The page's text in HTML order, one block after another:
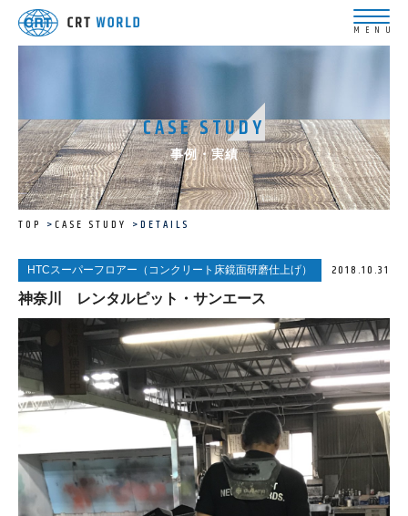
CASE STUDY
事例・実績
TOP CASE STUDY DETAILS
HTCスーパーフロアー（コンクリート床鏡面研磨仕上げ） 2018.10.31
神奈川 レンタルピット・サンエース